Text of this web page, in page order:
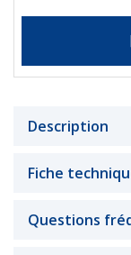
Description
Fiche
Questions